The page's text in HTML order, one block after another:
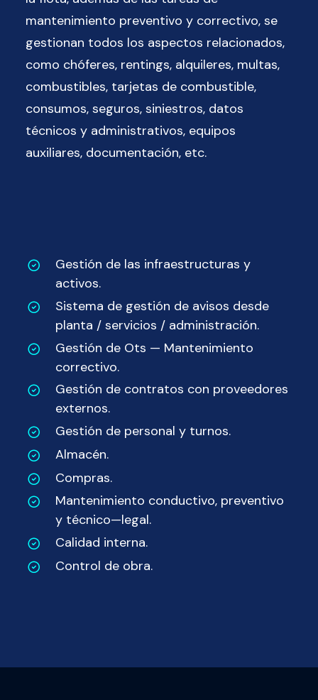
mantenimiento preventivo y correctivo, se
gestionan todos los aspectos relacionados,
como chóferes, rentings, alquileres, multas,
combustibles, tarjetas de combustible,
consumos, seguros, siniestros, datos
técnicos y administrativos, equipos
auxiliares, documentación, etc.
Gestión de las infraestructuras y
activos.
Sistema de gestión de avisos desde
planta / servicios / administración.
Gestión de Ots — Mantenimiento
correctivo.
Gestión de contratos con proveedores
externos.
Gestión de personal y turnos.
Almacén.
Compras.
Mantenimiento conductivo, preventivo
y técnico—legal.
Calidad interna.
Control de obra.